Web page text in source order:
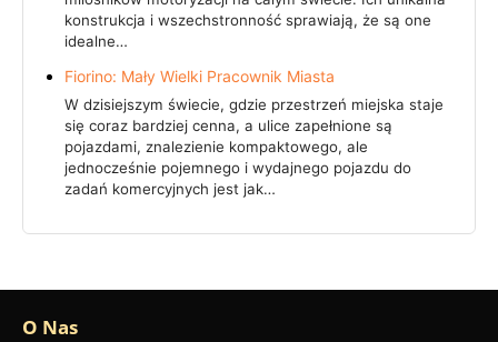
konstrukcja i wszechstronność sprawiają, że są one
idealne…
Fiorino: Mały Wielki Pracownik Miasta
W dzisiejszym świecie, gdzie przestrzeń miejska staje
się coraz bardziej cenna, a ulice zapełnione są
pojazdami, znalezienie kompaktowego, ale
jednocześnie pojemnego i wydajnego pojazdu do
zadań komercyjnych jest jak…
O Nas